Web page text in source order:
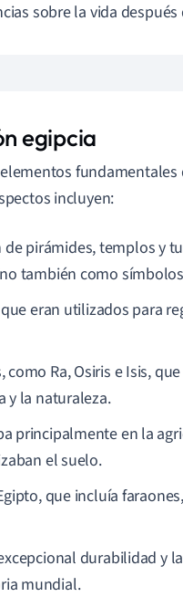
sobre la vida
egipcia
incluyen:
pirámides, templos y
también como
eran utilizados para
Ra, Osiris e Isis,
y la naturaleza.
principalmente en la
el suelo.
que incluía
durabilidad y
mundial.